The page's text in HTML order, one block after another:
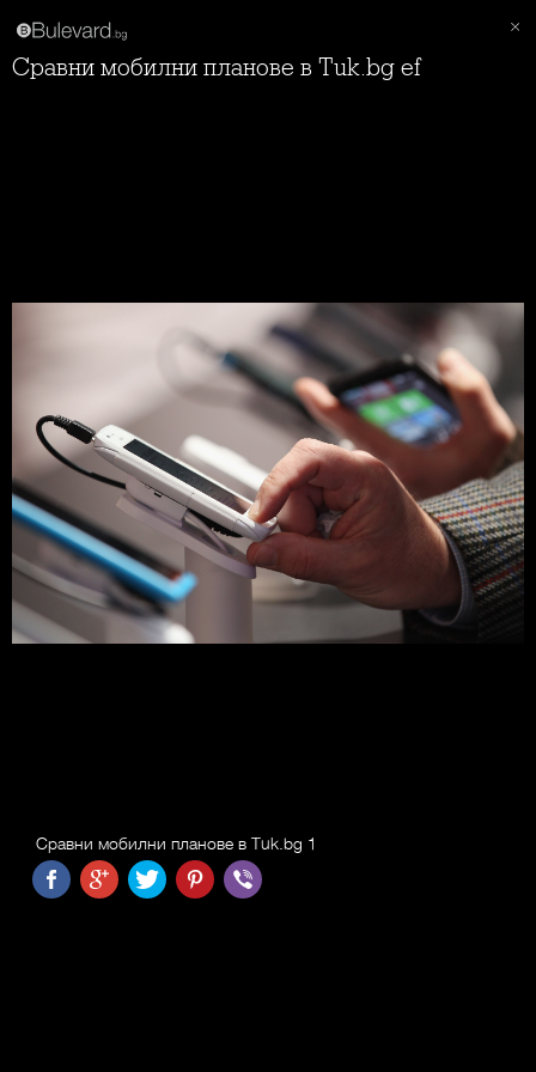
Сравни мобилни планове в Tuk.bg ef
Сравни мобилни планове в Tuk.bg 1